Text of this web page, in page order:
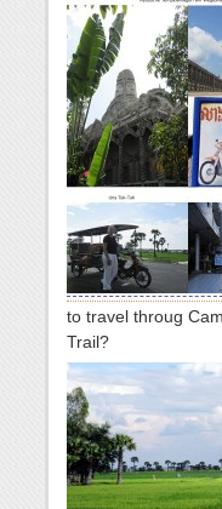
to travel throug
Trail?